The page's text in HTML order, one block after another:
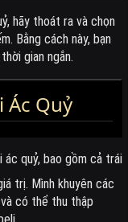
hãy thoát ra và chọn
Bằng cách này, bạn
gian ngắn.
Ác Quỷ
ác quỷ, bao gồm cả trái
trị. Mình khuyên các
có thể thu thập